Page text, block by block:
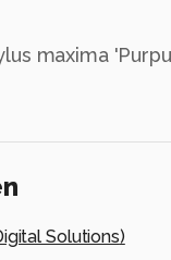
maxima
dat in het
Solutions)